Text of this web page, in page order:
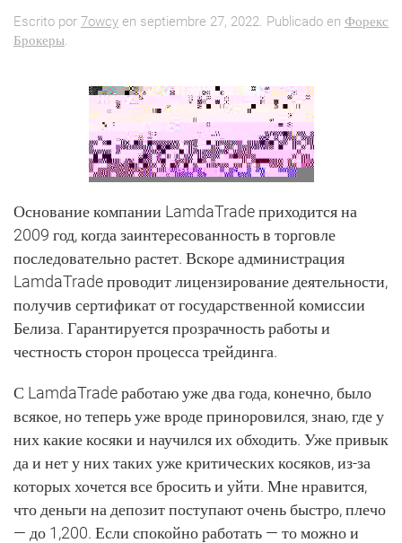
Escrito por 7owcy en septiembre 27, 2022. Publicado en Форекс
Брокеры.
Основание компании LamdaTrade приходится на
2009 год, когда заинтересованность в торговле
последовательно растет. Вскоре администрация
LamdaTrade проводит лицензирование деятельности,
получив сертификат от государственной комиссии
Белиза. Гарантируется прозрачность работы и
честность сторон процесса трейдинга.
С LamdaTrade работаю уже два года, конечно, было
всякое, но теперь уже вроде приноровился, знаю, где у
них какие косяки и научился их обходить. Уже привык
да и нет у них таких уже критических косяков, из-за
которых хочется все бросить и уйти. Мне нравится,
что деньги на депозит поступают очень быстро, плечо
— до 1,200. Если спокойно работать — то можно и